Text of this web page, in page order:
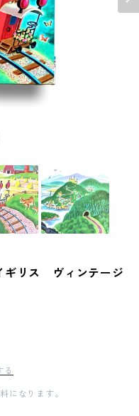
リス ヴィンテージ
る
になります。